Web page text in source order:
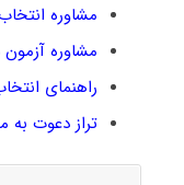
مشاوره
مشاوره
راهنمای
تراز دعوت به